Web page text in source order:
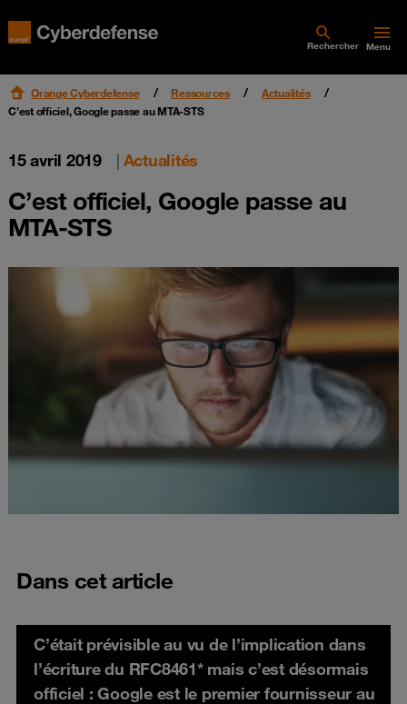
Rechercher Menu
Orange Cyberdefense Ressources
Actualités
C’est officiel, Google passe au MTA-STS
15 avril 2019 | Actualités
C’est officiel, Google passe au
MTA-STS
Dans cet article
C’était prévisible au vu de l’implication dans
l’écriture du RFC8461* mais c’est désormais
officiel : Google est le premier fournisseur au